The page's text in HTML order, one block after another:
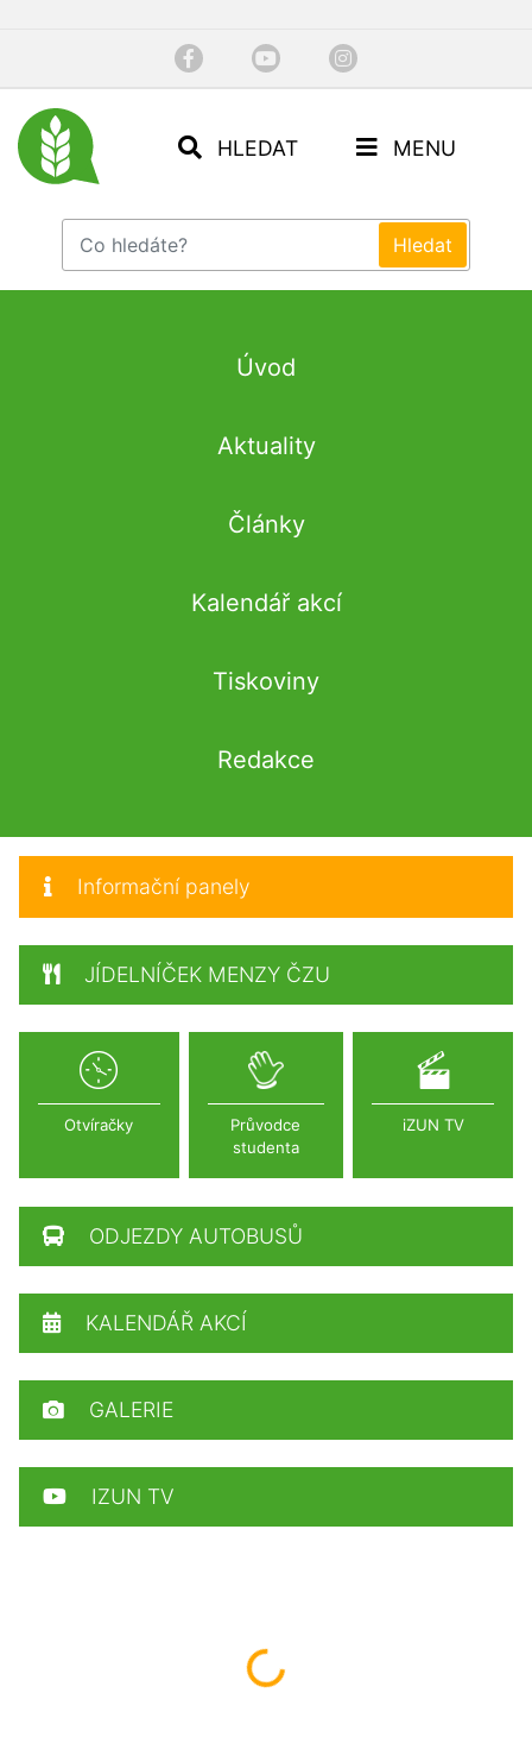
HLEDAT MENU
Úvod
Aktuality
Články
Kalendář akcí
Tiskoviny
Redakce
Načítám...
Informační panely
JÍDELNÍČEK MENZY ČZU
Otvíračky
Průvodce
studenta
iZUN TV
ODJEZDY AUTOBUSŮ
KALENDÁŘ AKCÍ
GALERIE
IZUN TV